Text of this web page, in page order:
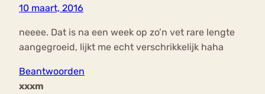
10 maart, 2016
neeee. Dat is na een week op zo’n vet rare lengte
aangegroeid, lijkt me echt verschrikkelijk haha
Beantwoorden
xxxm